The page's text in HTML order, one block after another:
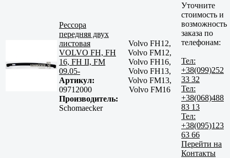
Рессора
передняя двух
листовая
VOLVO FH, FH
16, FH II, FM
09.05-
Артикул:
09712000
Производитель:
Schomaecker
Volvo FH12,
Volvo FM12,
Volvo FH16,
Volvo FH13,
Volvo FM13,
Volvo FM16
Уточните
стоимость и
возможность
заказа по
телефонам:
Тел:
+38(099)252
33 32
Тел:
+38(068)488
83 13
Тел:
+38(095)123
63 66
Перейти на
Контакты